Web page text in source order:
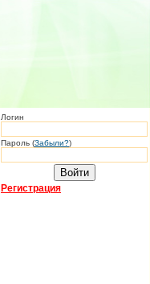
Логин
Пароль (Забыли?)
Регистрация